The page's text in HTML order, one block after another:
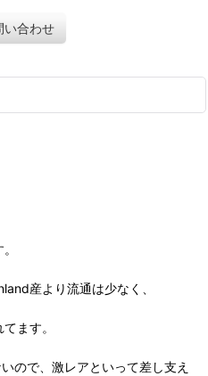
い合わせ
産より流通は少なく、
ます。
ので、激レアといって差し支え